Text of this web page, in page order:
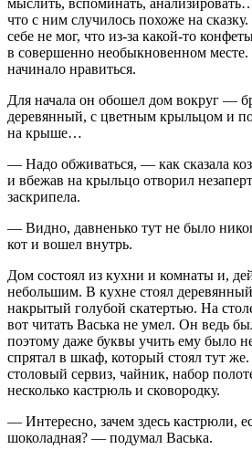
мыслить, вспоминать,
что с ним случилось похоже на
себе не мог, что из-за какой-то
в совершенно необыкновенном
начинало нравиться.
Для начала он обошел дом вокруг —
деревянный, с цветным крыльцом и
на крыше…
— Надо обживаться, — как сказала
и вбежав на крыльцо отворил
заскрипела.
— Видно, давненько тут не было
кот и вошел внутрь.
Дом состоял из кухни и комнаты и,
небольшим. В кухне стоял
накрытый голубой скатертью. На
вот читать Васька не умел. Он ведь
поэтому даже буквы учить ему было
спрятал в шкаф, который стоял тут
столовый сервиз, чайник, набор
несколько кастрюль и сковородку.
— Интересно, зачем здесь кастрюли,
шоколадная? — подумал Васька.